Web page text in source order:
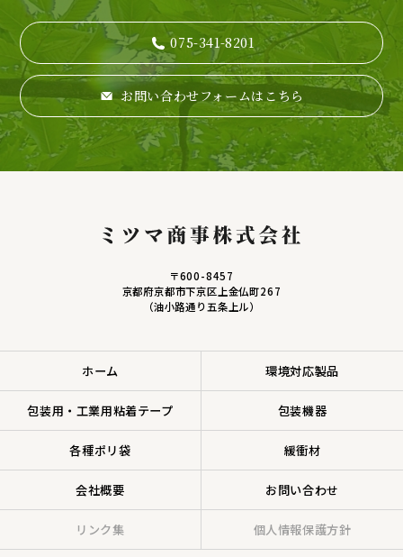
075-341-8201
お問い合わせフォームはこちら
〒600-8457
京都府京都市下京区上金仏町267
（油小路通り五条上ル）
ホーム 環境対応製品
包装用・工業用粘着テープ 包装機器
各種ポリ袋 緩衝材
会社概要 お問い合わせ
リンク集 個人情報保護方針